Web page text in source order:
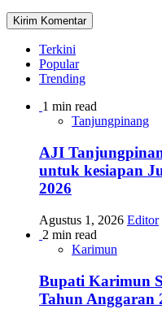
Terkini
Popular
Trending
1 min read
Tanjungpinang
AJI
untuk kesiapan
2026
Agustus 1, 2026 Editor
2 min read
Karimun
Bupati Karimun
Tahun Anggaran